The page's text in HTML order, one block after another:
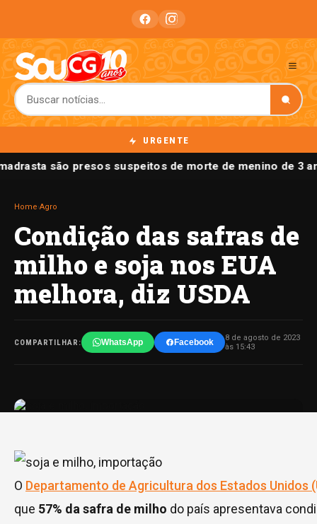
URGENTE
são presos suspeitos de morte de menino de 3
Home Agro
Condição das safras de
milho e soja nos EUA
melhora, diz USDA
COMPARTILHAR: WhatsApp Facebook
8 de agosto de 2023
às 15:43
O Departamento de Agricultura dos Estados Unidos
que 57% da safra de milho do país apresentava